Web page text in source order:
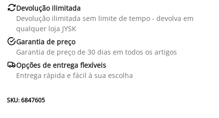
Devolução ilimitada
Devolução ilimitada sem limite de tempo - devolva em
qualquer loja JYSK
Garantia de preço
Garantia de preço de 30 dias em todos os artigos
Opções de entrega flexíveis
Entrega rápida e fácil à sua escolha
SKU: 6847605